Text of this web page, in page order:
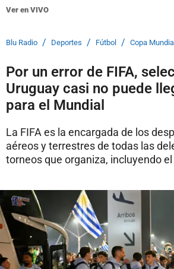
Ver en VIVO
Blu Radio / Deportes / Fútbol / Copa
Por un error de FIFA,
Uruguay casi no puede
para el Mundial
La FIFA es la encargada de los
aéreos y terrestres de todas las
torneos que organiza, incluyendo